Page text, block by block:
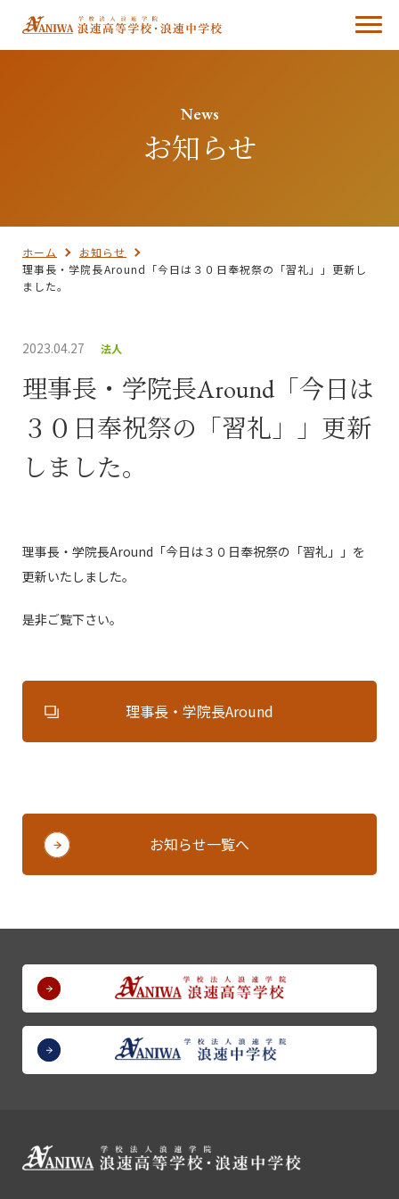
News
お知らせ
ホーム
お知らせ
理事長・学院長Around「今日は３０日奉祝祭の「習礼」」更新し
ました。
2023.04.27 法人
理事長・学院長Around「今日は
３０日奉祝祭の「習礼」」更新
しました。
理事長・学院長Around「今日は３０日奉祝祭の「習礼」」を
更新いたしました。
是非ご覧下さい。
理事長・学院長Around
お知らせ一覧へ